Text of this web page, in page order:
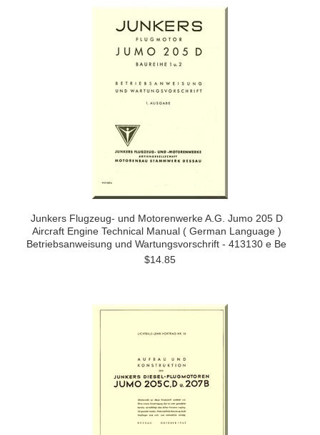
Junkers Flugzeug- und Motorenwerke A.G. Jumo 205 D
Aircraft Engine Technical Manual ( German Language )
Betriebsanweisung und Wartungsvorschrift - 413130 e Be
$14.85